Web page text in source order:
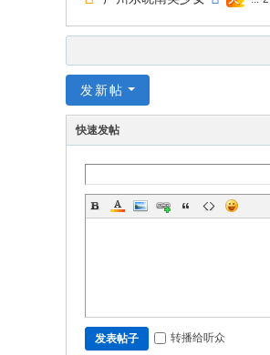
发新帖
快速发帖
发表帖子 转播给听众